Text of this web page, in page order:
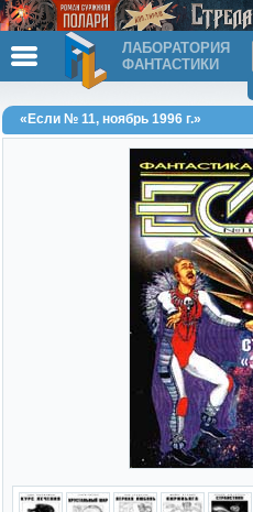
ЛАБОРАТОРИЯ
ФАНТАСТИКИ
«Если № 11, ноябрь 1996 г.»